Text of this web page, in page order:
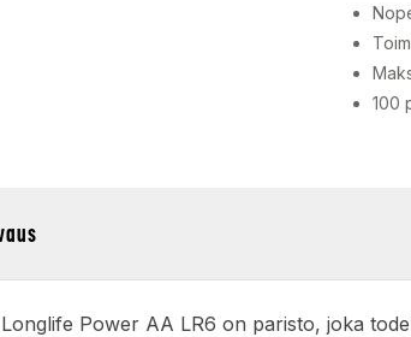
100
Power AA LR6 on paristo, joka